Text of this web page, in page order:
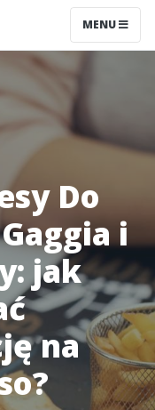
MENU
Do
i
jak
na